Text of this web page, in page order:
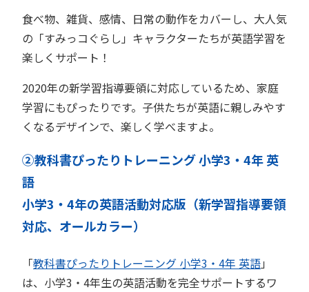
食べ物、雑貨、感情、日常の動作をカバーし、大人気
の「すみっコぐらし」キャラクターたちが英語学習を
楽しくサポート！
2020年の新学習指導要領に対応しているため、家庭
学習にもぴったりです。子供たちが英語に親しみやす
くなるデザインで、楽しく学べますよ。
②教科書ぴったりトレーニング 小学3・4年 英
語
小学3・4年の英語活動対応版（新学習指導要領
対応、オールカラー）
「教科書ぴったりトレーニング 小学3・4年 英語」
は、小学3・4年生の英語活動を完全サポートするワ